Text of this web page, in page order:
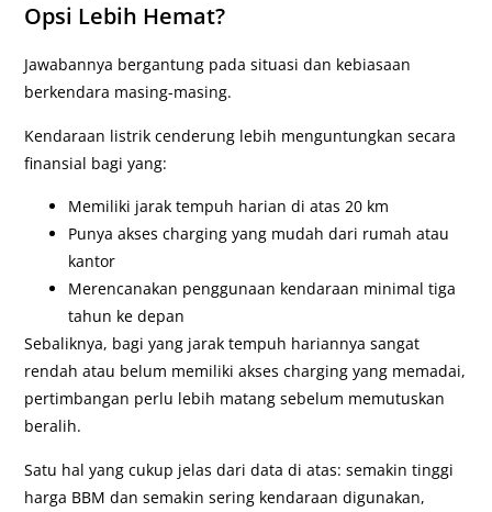
Opsi Lebih Hemat?
Jawabannya bergantung pada situasi dan kebiasaan
berkendara masing-masing.
Kendaraan listrik cenderung lebih menguntungkan secara
finansial bagi yang:
Memiliki jarak tempuh harian di atas 20 km
Punya akses charging yang mudah dari rumah atau
kantor
Merencanakan penggunaan kendaraan minimal tiga
tahun ke depan
Sebaliknya, bagi yang jarak tempuh hariannya sangat
rendah atau belum memiliki akses charging yang memadai,
pertimbangan perlu lebih matang sebelum memutuskan
beralih.
Satu hal yang cukup jelas dari data di atas: semakin tinggi
harga BBM dan semakin sering kendaraan digunakan,